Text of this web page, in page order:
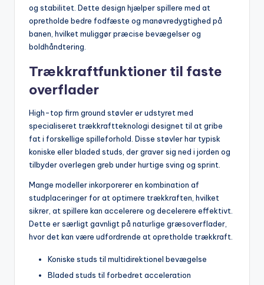
og stabilitet. Dette design hjælper spillere med at
opretholde bedre fodfæste og manøvredygtighed på
banen, hvilket muliggør præcise bevægelser og
boldhåndtering.
Trækkraftfunktioner til faste
overflader
High-top firm ground støvler er udstyret med
specialiseret trækkraftteknologi designet til at gribe
fat i forskellige spilleforhold. Disse støvler har typisk
koniske eller bladed studs, der graver sig ned i jorden og
tilbyder overlegen greb under hurtige sving og sprint.
Mange modeller inkorporerer en kombination af
studplaceringer for at optimere trækkraften, hvilket
sikrer, at spillere kan accelerere og decelerere effektivt.
Dette er særligt gavnligt på naturlige græsoverflader,
hvor det kan være udfordrende at opretholde trækkraft.
Koniske studs til multidirektionel bevægelse
Bladed studs til forbedret acceleration